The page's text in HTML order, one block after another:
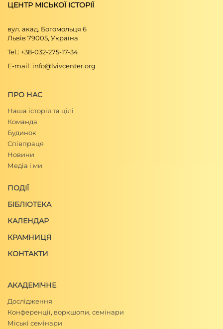
ЦЕНТР МІСЬКОЇ ІСТОРІЇ
вул. акад. Богомольця 6
Львів 79005, Україна
Tel.: +38-032-275-17-34
E-mail: info@lvivcenter.org
ПРО НАС
Наша історія та цілі
Команда
Будинок
Співпраця
Новини
Медіа і ми
ПОДІЇ
БІБЛІОТЕКА
КАЛЕНДАР
КРАМНИЦЯ
КОНТАКТИ
АКАДЕМІЧНЕ
Дослідження
Конференції, воркшопи, семінари
Міські семінари